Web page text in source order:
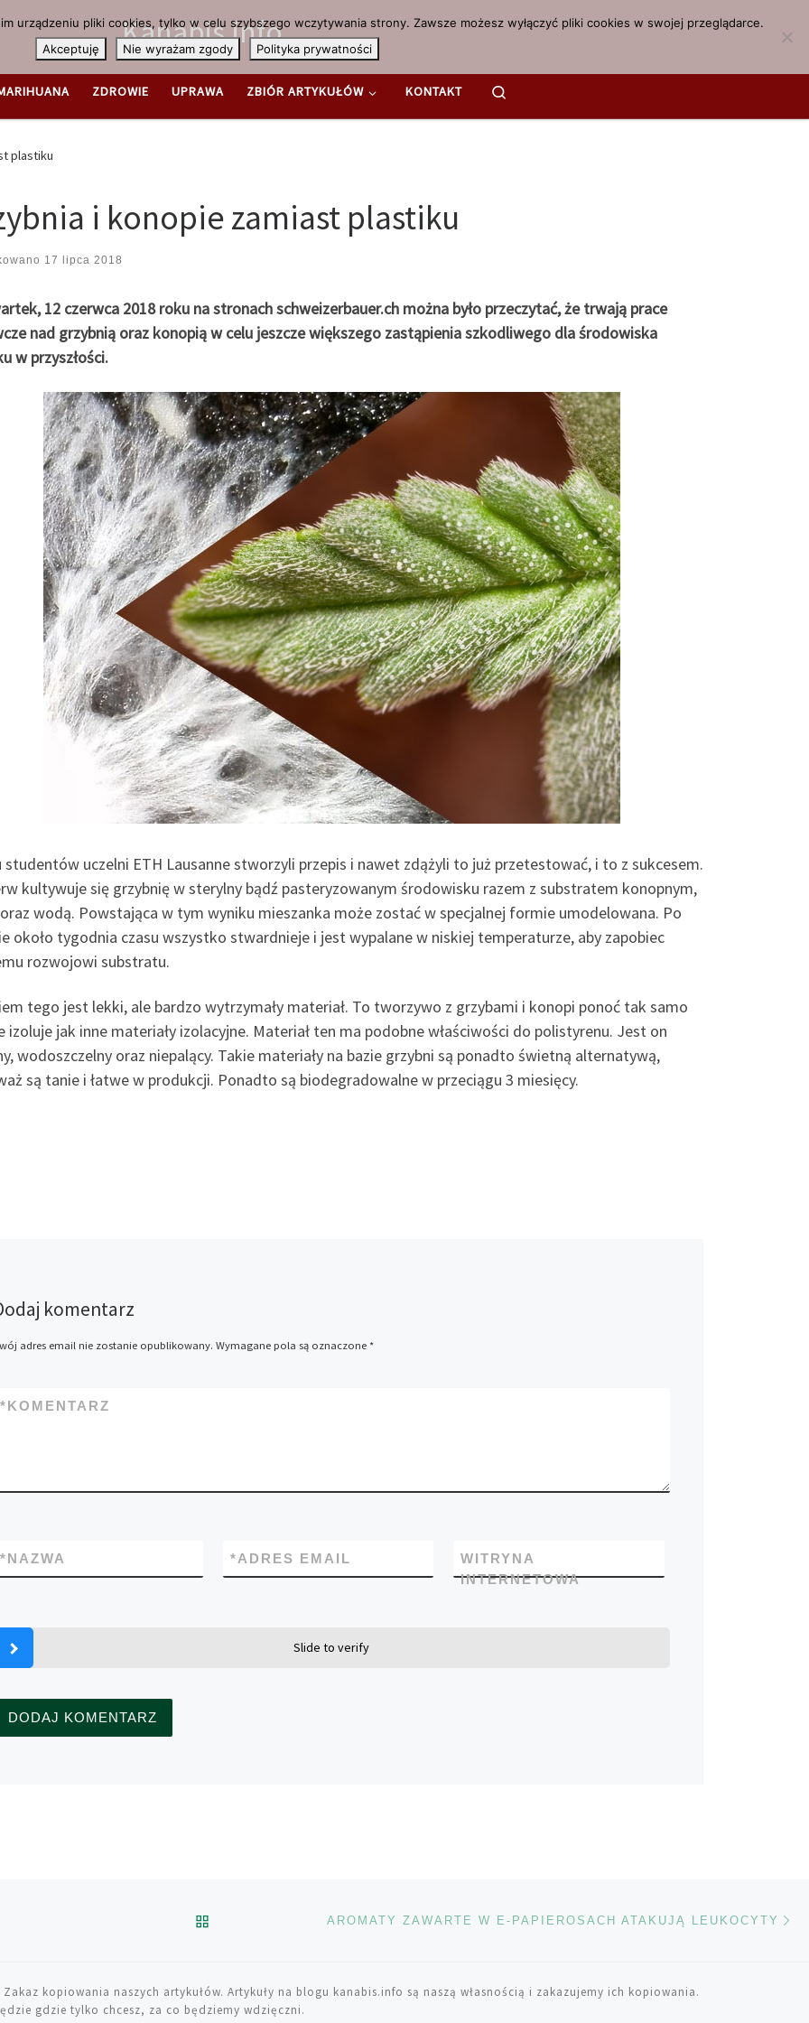
Kanabis.info
ZDROWIE UPRAWA ZBIÓR ARTYKUŁÓW KONTAKT
plastiku
i konopie zamiast plastiku
17 lipca 2018
12 czerwca 2018 roku na stronach schweizerbauer.ch można było przeczytać, że trwają prace
nad grzybnią oraz konopią w celu jeszcze większego zastąpienia szkodliwego dla środowiska
w przyszłości.
studentów uczelni ETH Lausanne stworzyli przepis i nawet zdążyli to już przetestować, i to z sukcesem.
kultywuje się grzybnię w sterylny bądź pasteryzowanym środowisku razem z substratem konopnym,
wodą. Powstająca w tym wyniku mieszanka może zostać w specjalnej formie umodelowana. Po
około tygodnia czasu wszystko stwardnieje i jest wypalane w niskiej temperaturze, aby zapobiec
rozwojowi substratu.
tego jest lekki, ale bardzo wytrzymały materiał. To tworzywo z grzybami i konopi ponoć tak samo
izoluje jak inne materiały izolacyjne. Materiał ten ma podobne właściwości do polistyrenu. Jest on
wodoszczelny oraz niepalący. Takie materiały na bazie grzybni są ponadto świetną alternatywą,
są tanie i łatwe w produkcji. Ponadto są biodegradowalne w przeciągu 3 miesięcy.
komentarz
adres email nie zostanie opublikowany. Wymagane pola są oznaczone *
KOMENTARZ
*
NAZWA
* ADRES EMAIL
*
WITRYNA
INTERNETOWA
Slide to verify
POWRÓT DO LISTY POSTÓWAROMATY ZAWARTE W E-PAPIEROSACH ATAKUJĄ LEUKOCYTY
kopiowania naszych artykułów. Artykuły na blogu kanabis.info są naszą własnością i zakazujemy ich kopiowania.
gdzie tylko chcesz, za co będziemy wdzięczni.
urządzeniu pliki cookies, tylko w celu szybszego wczytywania strony. Zawsze możesz wyłączyć pliki cookies w swojej przeglądarce.
Akceptuję
Nie wyrażam zgody Polityka prywatności